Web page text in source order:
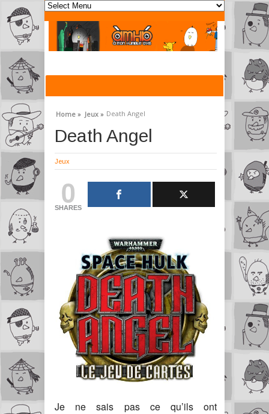
Home » Jeux » Death Angel
Death Angel
Jeux
0
SHARES
Je ne sais pas ce qu’ils ont